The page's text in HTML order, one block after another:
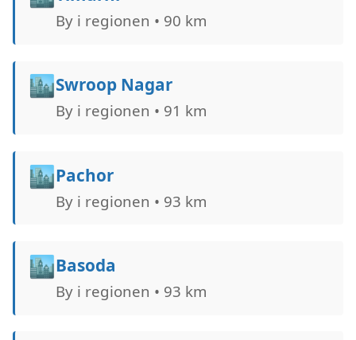
By i regionen • 90 km
🏙️Swroop Nagar
By i regionen • 91 km
🏙️Pachor
By i regionen • 93 km
🏙️Basoda
By i regionen • 93 km